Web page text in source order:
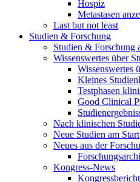
Hospiz
Metastasen
Last but not least
Studien & Forschung
Studien & Forschung
Wissenswertes über
Wissenswertes
Kleines
Testphasen
Good Clinical
Nach klinischen
Neue Studien am Start
Neues aus der
Kongress-News